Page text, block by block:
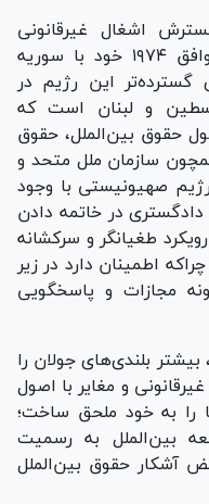
اشغال غیرقانونی
سرزمین‌های سوریه که با نقض توافق ۱۹۷۴ خود با سوریه
این رژیم در
و لبنان است که
حقوق بین‌الملل، حقوق
سازمان ملل متحد و
صهیونیستی با وجود
در خاتمه دادن
طغیانگر و سرکشانه
اطمینان دارد در زیر
مجازات و پاسخگویی
رژیم صهیونیستی در پی جنگ ۱۹۶۷، بیشتر بلندی‌های جولان را
و مغایر با اصول
را به خود ملحق ساخت؛
بین‌الملل به رسمیت
آشکار حقوق بین‌الملل